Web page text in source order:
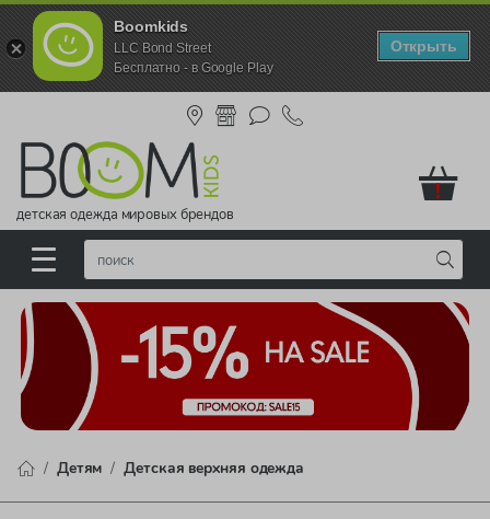
Boomkids
LLC Bond Street
Бесплатно - в Google Play
Открыть
детская одежда мировых брендов
!
Детям Детская верхняя одежда